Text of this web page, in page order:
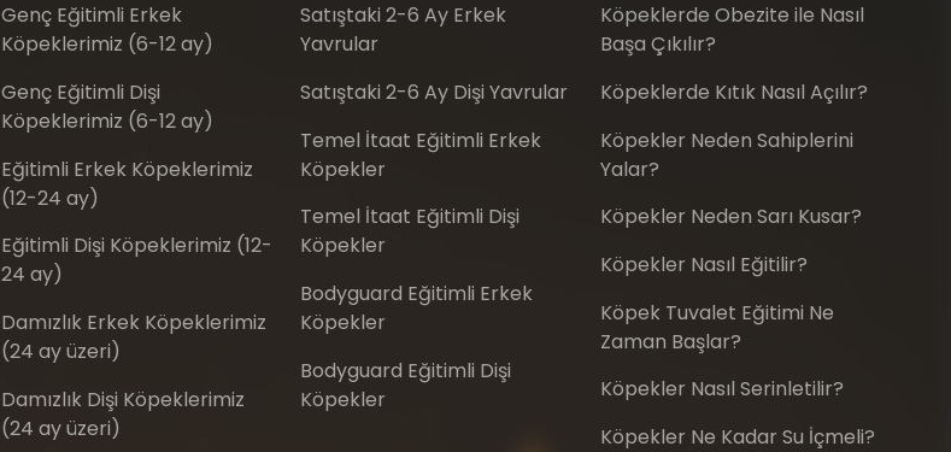
Genç Eğitimli Erkek
Köpeklerimiz (6-12 ay)
Genç Eğitimli Dişi
Köpeklerimiz (6-12 ay)
Eğitimli Erkek Köpeklerimiz
(12-24 ay)
Eğitimli Dişi Köpeklerimiz (12-
24 ay)
Damızlık Erkek Köpeklerimiz
(24 ay üzeri)
Damızlık Dişi Köpeklerimiz
(24 ay üzeri)
Satıştaki 2-6 Ay Erkek
Yavrular
Satıştaki 2-6 Ay Dişi Yavrular
Temel İtaat Eğitimli Erkek
Köpekler
Temel İtaat Eğitimli Dişi
Köpekler
Bodyguard Eğitimli Erkek
Köpekler
Bodyguard Eğitimli Dişi
Köpekler
Köpeklerde Obezite ile Nasıl
Başa Çıkılır?
Köpeklerde Kıtık Nasıl Açılır?
Köpekler Neden Sahiplerini
Yalar?
Köpekler Neden Sarı Kusar?
Köpekler Nasıl Eğitilir?
Köpek Tuvalet Eğitimi Ne
Zaman Başlar?
Köpekler Nasıl Serinletilir?
Köpekler Ne Kadar Su İçmeli?